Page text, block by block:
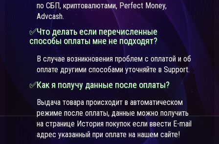
по СБП, криптовалютами, Perfect Money,
Advcash.
✅Что делать если перечисленные
способы оплаты мне не подходят?
В случае возникновения проблем с оплатой и об
оплате другими способами уточняйте в Support.
✅Как я получу данные после оплаты?
Выдача товара происходит в автоматическом
режиме после оплаты, данные можно получить
на странице История покупок если ввести E-mail
адрес указанный при оплате на нашем сайте!